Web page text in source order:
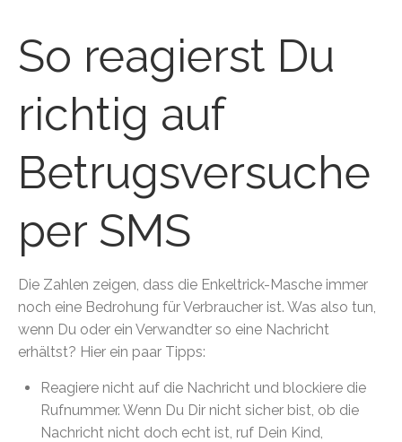
So reagierst Du
richtig auf
Betrugsversuche
per SMS
Die Zahlen zeigen, dass die Enkeltrick-Masche immer
noch eine Bedrohung für Verbraucher ist. Was also tun,
wenn Du oder ein Verwandter so eine Nachricht
erhältst? Hier ein paar Tipps:
Reagiere nicht auf die Nachricht und blockiere die
Rufnummer. Wenn Du Dir nicht sicher bist, ob die
Nachricht nicht doch echt ist, ruf Dein Kind,